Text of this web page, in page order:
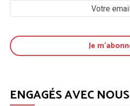
ENGAGÉS AVEC NOUS